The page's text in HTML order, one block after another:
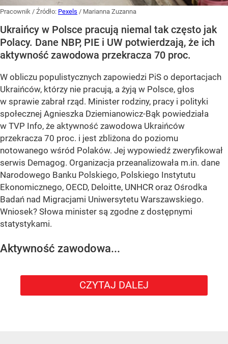
Pracownik / Źródło: Pexels / Marianna Zuzanna
Ukraińcy w Polsce pracują niemal tak często jak
Polacy. Dane NBP, PIE i UW potwierdzają, że ich
aktywność zawodowa przekracza 70 proc.
W obliczu populistycznych zapowiedzi PiS o deportacjach
Ukraińców, którzy nie pracują, a żyją w Polsce, głos
w sprawie zabrał rząd. Minister rodziny, pracy i polityki
społecznej Agnieszka Dziemianowicz-Bąk powiedziała
w TVP Info, że aktywność zawodowa Ukraińców
przekracza 70 proc. i jest zbliżona do poziomu
notowanego wśród Polaków. Jej wypowiedź zweryfikował
serwis Demagog. Organizacja przeanalizowała m.in. dane
Narodowego Banku Polskiego, Polskiego Instytutu
Ekonomicznego, OECD, Deloitte, UNHCR oraz Ośrodka
Badań nad Migracjami Uniwersytetu Warszawskiego.
Wniosek? Słowa minister są zgodne z dostępnymi
statystykami.
Aktywność zawodowa...
CZYTAJ DALEJ